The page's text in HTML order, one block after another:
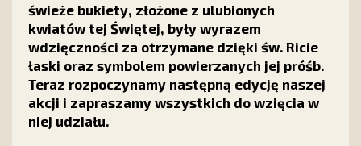
świeże bukiety, złożone z ulubionych
kwiatów tej Świętej, były wyrazem
wdzięczności za otrzymane dzięki św. Ricie
łaski oraz symbolem powierzanych jej próśb.
Teraz rozpoczynamy następną edycję naszej
akcji i zapraszamy wszystkich do wzięcia w
niej udziału.